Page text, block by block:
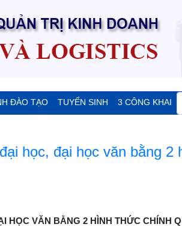
ĐÀO TẠO TUYỂN SINH 3 CÔNG KHAI
học, đại học văn bằng 2
HỌC VĂN BẰNG 2 HÌNH THỨC CHÍNH